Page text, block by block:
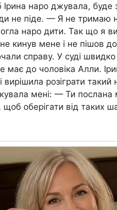
наро джувала, буде
не піде. — Я не тримаю
наро дити. Так що я
кинув мене і не пішов до
справу. У суді
має до чоловіка Алли.
вирішила розіграти
мені: — Ти
оберігати від таких